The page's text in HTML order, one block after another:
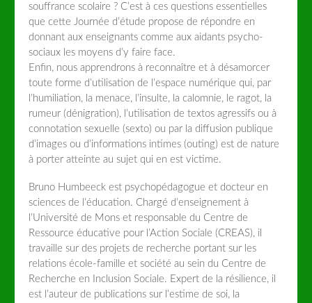
souffrance scolaire ? C’est à ces questions essentielles
que cette Journée d’étude propose de répondre en
donnant aux enseignants comme aux aidants psycho-
sociaux les moyens d’y faire face.
Enfin, nous apprendrons à reconnaître et à désamorcer
toute forme d’utilisation de l’espace numérique qui, par
l’humiliation, la menace, l’insulte, la calomnie, le ragot, la
rumeur (dénigration), l’utilisation de textos agressifs ou à
connotation sexuelle (sexto) ou par la diffusion publique
d’images ou d’informations intimes (outing) est de nature
à porter atteinte au sujet qui en est victime.
Bruno Humbeeck est psychopédagogue et docteur en
sciences de l’éducation. Chargé d’enseignement à
l’Université de Mons et responsable du Centre de
Ressource éducative pour l’Action Sociale (CREAS), il
travaille sur des projets de recherche portant sur les
relations école-famille et société au sein du Centre de
Recherche en Inclusion Sociale. Expert de la résilience, il
est l’auteur de publications sur l’estime de soi, la